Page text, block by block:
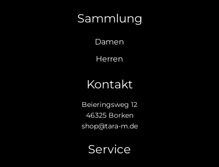
Sammlung
Damen
Herren
Kontakt
Beieringsweg 12
46325 Borken
shop@tara-m.de
Service